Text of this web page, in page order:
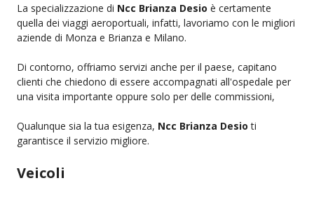
La specializzazione di Ncc Brianza Desio è certamente
quella dei viaggi aeroportuali, infatti, lavoriamo con le migliori
aziende di Monza e Brianza e Milano.
Di contorno, offriamo servizi anche per il paese, capitano
clienti che chiedono di essere accompagnati all'ospedale per
una visita importante oppure solo per delle commissioni,
Qualunque sia la tua esigenza, Ncc Brianza Desio ti
garantisce il servizio migliore.
Veicoli